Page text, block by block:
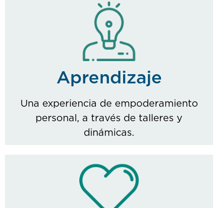
Aprendizaje
Una experiencia de empoderamiento
personal, a través de talleres y
dinámicas.